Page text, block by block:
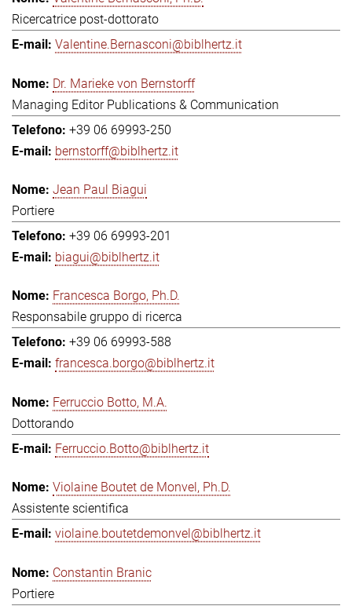
Ricercatrice post-dottorato
Valentine.Bernasconi@biblhertz.it
Dr. Marieke von Bernstorff
Managing Editor Publications & Communication
+39 06 69993-250
bernstorff@biblhertz.it
Jean Paul Biagui
Portiere
+39 06 69993-201
biagui@biblhertz.it
Francesca Borgo, Ph.D.
Responsabile gruppo di ricerca
+39 06 69993-588
francesca.borgo@biblhertz.it
Ferruccio Botto, M.A.
Dottorando
Ferruccio.Botto@biblhertz.it
Violaine Boutet de Monvel, Ph.D.
Assistente scientifica
violaine.boutetdemonvel@biblhertz.it
Constantin Branic
Portiere